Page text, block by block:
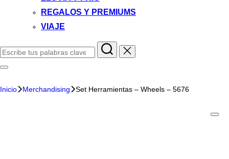
REGALOS Y PREMIUMS
VIAJE
Inicio Merchandising Set Herramientas – Wheels – 5676